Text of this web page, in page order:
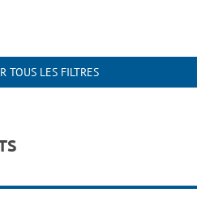
TOUS LES FILTRES